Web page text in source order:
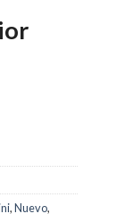
,Nuevo,